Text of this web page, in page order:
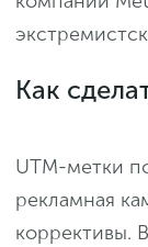
Как
UTM-метки
рекламная
коррективы.